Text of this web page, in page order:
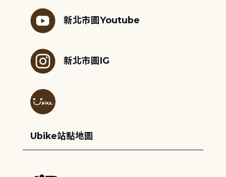
新北市圖Youtube
新北市圖IG
Ubike站點地圖